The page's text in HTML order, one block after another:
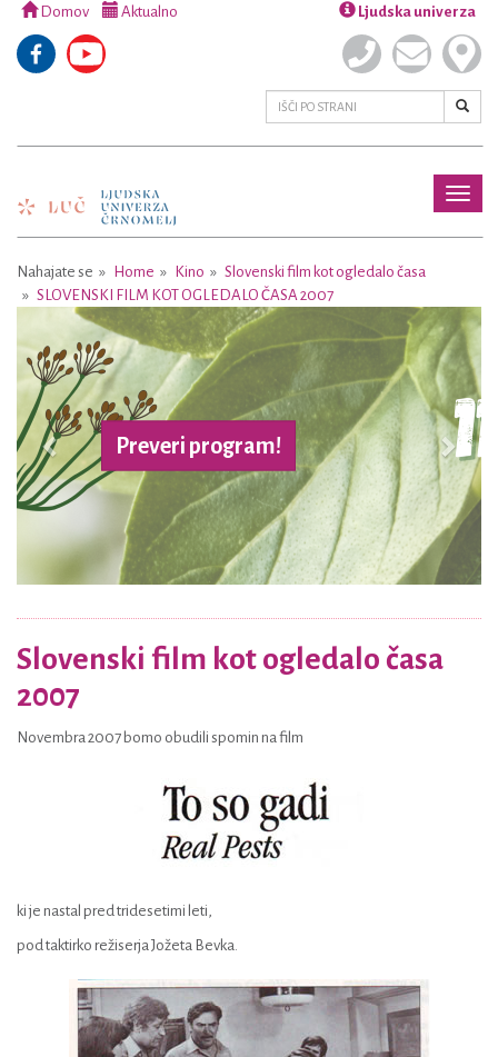
Domov Aktualno Ljudska univerza
Nahajate se Home Kino
Slovenski film kot ogledalo časa
SLOVENSKI FILM KOT OGLEDALO ČASA 2007
Preveri program!
Previous Next
Slovenski film kot ogledalo časa
2007
Novembra 2007 bomo obudili spomin na film
ki je nastal pred tridesetimi leti,
pod taktirko režiserja Jožeta Bevka.